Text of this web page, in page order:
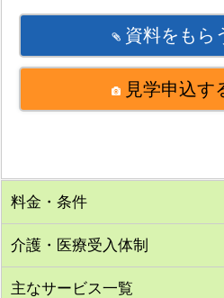
資料をもら
見学申込す
料金・条件
介護・医療受入体制
主なサービス一覧